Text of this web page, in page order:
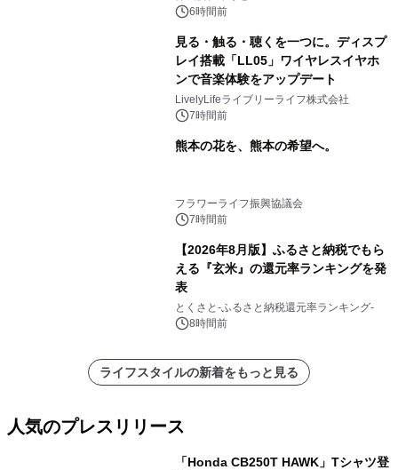
スの2施設で
6時間前
見る・触る・聴くを一つに。ディスプ
レイ搭載「LL05」ワイヤレスイヤホ
ンで音楽体験をアップデート
LivelyLifeライブリーライフ株式会社
7時間前
熊本の花を、熊本の希望へ。
フラワーライフ振興協議会
7時間前
【2026年8月版】ふるさと納税でもら
える『玄米』の還元率ランキングを発
表
とくさと-ふるさと納税還元率ランキング-
8時間前
ライフスタイルの新着をもっと見る
人気のプレスリリース
「Honda CB250T HAWK」Tシャツ登